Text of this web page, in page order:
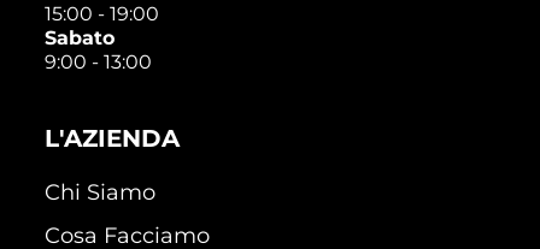
15:00 - 19:00
Sabato
9:00 - 13:00
L'AZIENDA
Chi Siamo
Cosa Facciamo